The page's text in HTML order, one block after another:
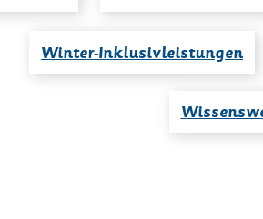
Winter-Inklusivleistungen